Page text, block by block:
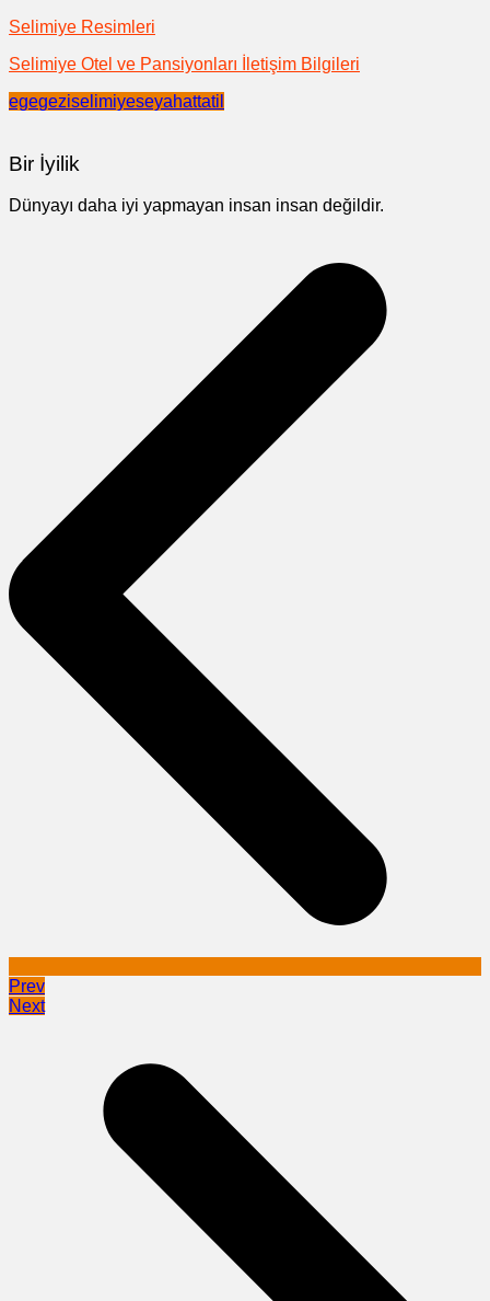
Selimiye Resimleri
Selimiye Otel ve Pansiyonları İletişim Bilgileri
egegeziselimiyeseyahattatil
Bir İyilik
Dünyayı daha iyi yapmayan insan insan değildir.
Prev
Next